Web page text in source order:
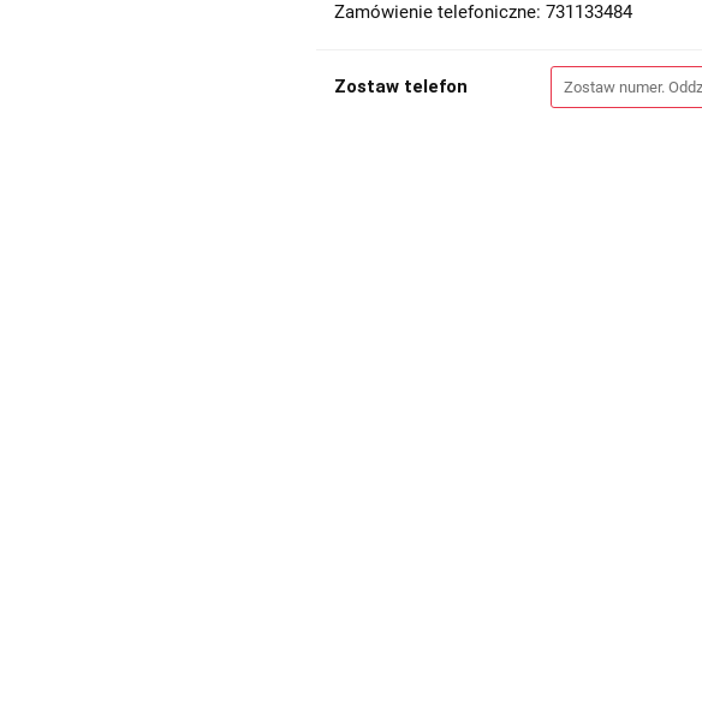
Zamówienie telefoniczne: 731133484
Zostaw telefon